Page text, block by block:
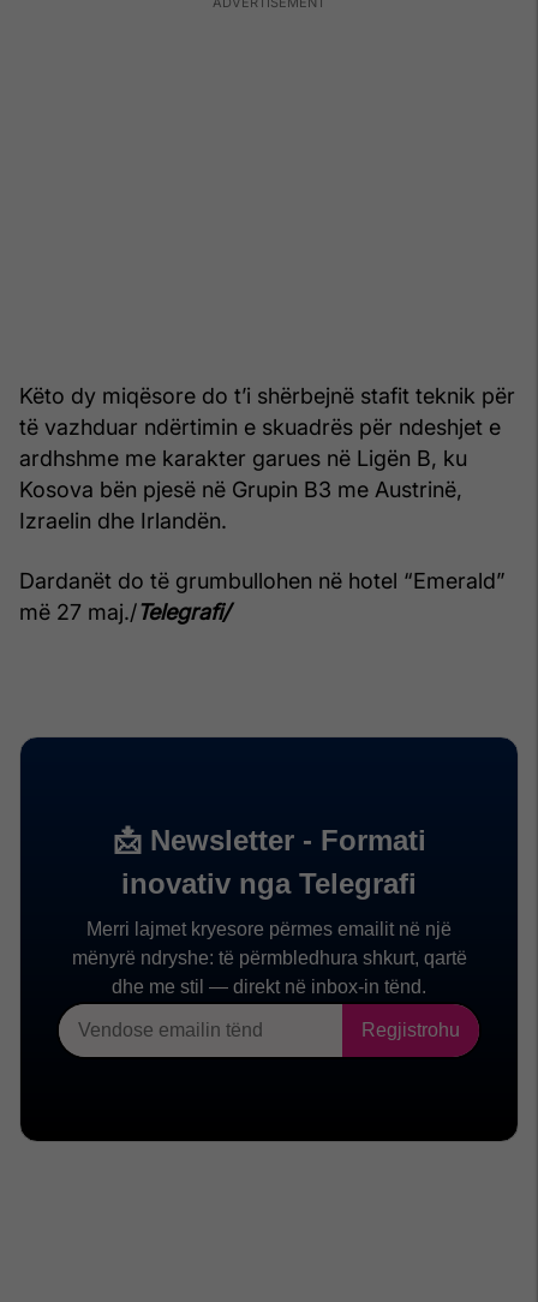
Këto dy miqësore do t’i shërbejnë stafit teknik për
të vazhduar ndërtimin e skuadrës për ndeshjet e
ardhshme me karakter garues në Ligën B, ku
Kosova bën pjesë në Grupin B3 me Austrinë,
Izraelin dhe Irlandën.
Dardanët do të grumbullohen në hotel “Emerald”
më 27 maj./Telegrafi/